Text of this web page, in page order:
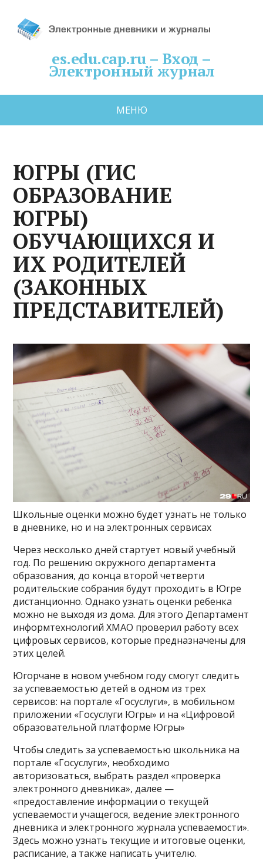
es.edu.cap.ru – Вход –
Электронный журнал
МЕНЮ
ЮГРЫ (ГИС
ОБРАЗОВАНИЕ
ЮГРЫ)
ОБУЧАЮЩИХСЯ И
ИХ РОДИТЕЛЕЙ
(ЗАКОННЫХ
ПРЕДСТАВИТЕЛЕЙ)
Школьные оценки можно будет узнать не только
в дневнике, но и на электронных сервисах
Через несколько дней стартует новый учебный
год. По решению окружного департамента
образования, до конца второй четверти
родительские собрания будут проходить в Югре
дистанционно. Однако узнать оценки ребенка
можно не выходя из дома. Для этого Департамент
информтехнологий ХМАО проверил работу всех
цифровых сервисов, которые предназначены для
этих целей.
Югорчане в новом учебном году смогут следить
за успеваемостью детей в одном из трех
сервисов: на портале «Госуслуги», в мобильном
приложении «Госуслуги Югры» и на «Цифровой
образовательной платформе Югры»
Чтобы следить за успеваемостью школьника на
портале «Госуслуги», необходимо
авторизоваться, выбрать раздел «проверка
электронного дневника», далее —
«предоставление информации о текущей
успеваемости учащегося, ведение электронного
дневника и электронного журнала успеваемости».
Здесь можно узнать текущие и итоговые оценки,
расписание, а также написать учителю.